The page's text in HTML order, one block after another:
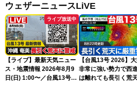
ウェザーニュースLiVE
ライブ放送中
【ライブ】最新天気ニュー
ス・地震情報 2026年8月9
日(日) 1:00〜／台風13号・
【台風13号 2026】
非常に強い勢力で西進 沖
は離れても長引く荒